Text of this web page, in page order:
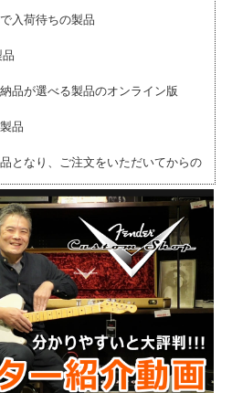
入荷待ちの製品
品が選べる製品のオンライン版
品
となり、ご注文をいただいてからの